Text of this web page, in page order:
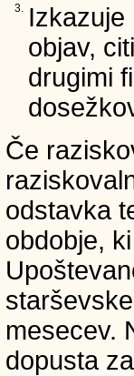
3.
Izkazuje
objav,
drugimi
Če
odstavka
obdobje,
mesecev.
dopusta